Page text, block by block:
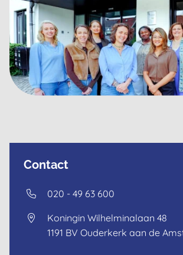
Contact
020 - 49 63 600
Koningin Wilhelminalaan 48
1191 BV Ouderkerk aan de
Dutch
English